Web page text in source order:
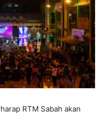
RTM Sabah akan